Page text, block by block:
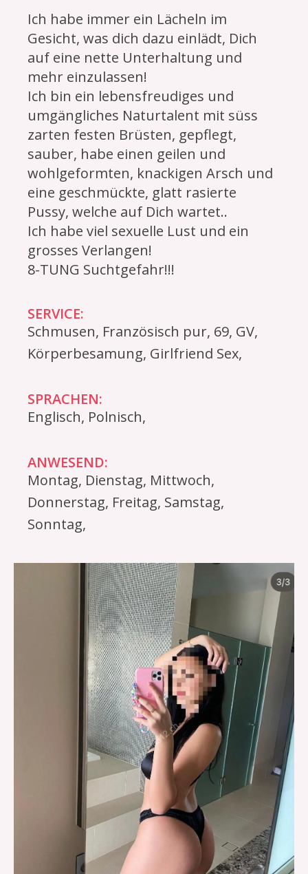
Ich habe immer ein Lächeln im
Gesicht, was dich dazu einlädt, Dich
auf eine nette Unterhaltung und
mehr einzulassen!
Ich bin ein lebensfreudiges und
umgängliches Naturtalent mit süss
zarten festen Brüsten, gepflegt,
sauber, habe einen geilen und
wohlgeformten, knackigen Arsch und
eine geschmückte, glatt rasierte
Pussy, welche auf Dich wartet..
Ich habe viel sexuelle Lust und ein
grosses Verlangen!
8-TUNG Suchtgefahr!!!
SERVICE:
Schmusen, Französisch pur, 69, GV,
Körperbesamung, Girlfriend Sex,
SPRACHEN:
Englisch, Polnisch,
ANWESEND:
Montag, Dienstag, Mittwoch,
Donnerstag, Freitag, Samstag,
Sonntag,